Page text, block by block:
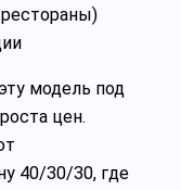
модель под
цен.
40/30/30, где